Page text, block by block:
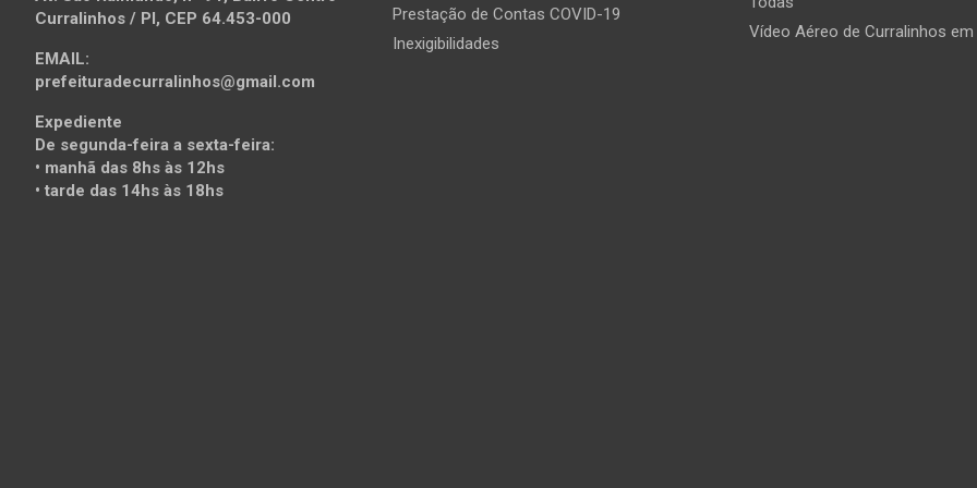
Curralinhos / PI, CEP 64.453-000
EMAIL:
prefeituradecurralinhos@gmail.com
Expediente
De segunda-feira a sexta-feira:
• manhã das 8hs às 12hs
• tarde das 14hs às 18hs
Prestação de Contas COVID-19
Inexigibilidades
Vídeo Aéreo de Curralinhos em